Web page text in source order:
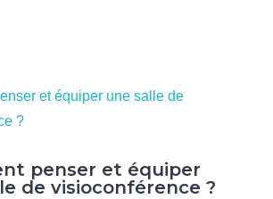
penser et équiper
de visioconférence ?